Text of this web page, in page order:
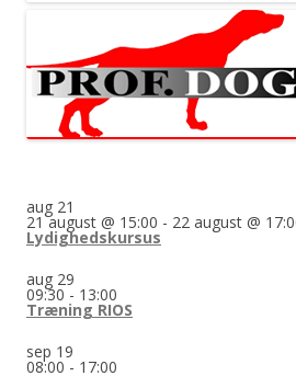
aug 21
21 august @ 15:00 - 22 august @
Lydighedskursus
aug 29
09:30 - 13:00
Træning RIOS
sep 19
08:00 - 17:00